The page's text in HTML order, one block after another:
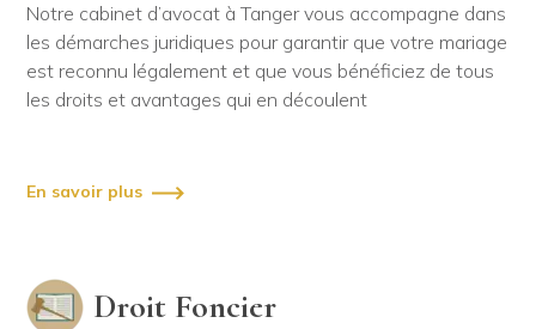
Notre cabinet d’avocat à Tanger vous accompagne dans
les démarches juridiques pour garantir que votre mariage
est reconnu légalement et que vous bénéficiez de tous
les droits et avantages qui en découlent
En savoir plus
Droit Foncier